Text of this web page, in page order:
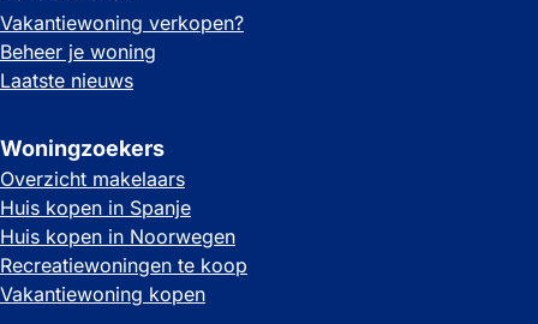
Vakantiewoning verkopen?
Beheer je woning
Laatste nieuws
Woningzoekers
Overzicht makelaars
Huis kopen in Spanje
Huis kopen in Noorwegen
Recreatiewoningen te koop
Vakantiewoning kopen